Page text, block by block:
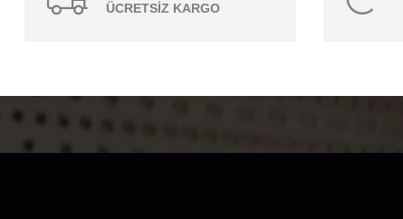
ÜCRETSİZ KARGO